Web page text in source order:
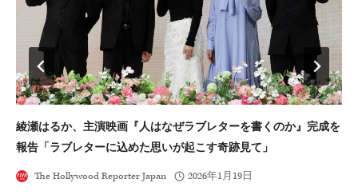
綾瀬はるか、主演映画『人はなぜラブレターを書くのか』完成を
報告「ラブレターに込めた思いが起こす奇跡見て」
The Hollywood Reporter Japan 2026年1月19日